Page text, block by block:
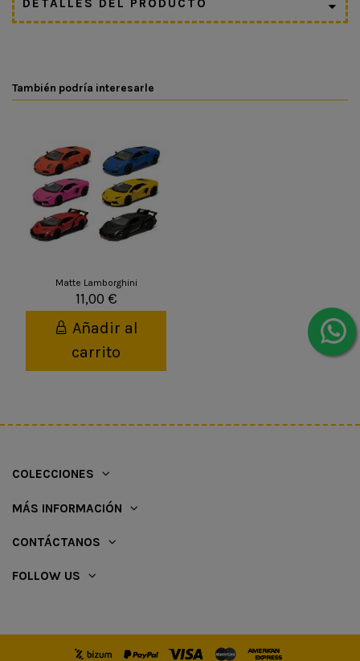
DETALLES DEL PRODUCTO
También podría interesarle
Matte Lamborghini
11,00 €
Añadir al
carrito
COLECCIONES
MÁS INFORMACIÓN
CONTÁCTANOS
FOLLOW US